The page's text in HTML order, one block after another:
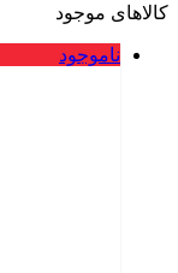
کالاهای موجود
ناموجود